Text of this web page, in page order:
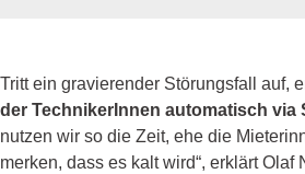
Tritt ein gravierender Störungsfall auf,
der TechnikerInnen automatisch via
nutzen wir so die Zeit, ehe die
merken, dass es kalt wird“, erklärt Olaf